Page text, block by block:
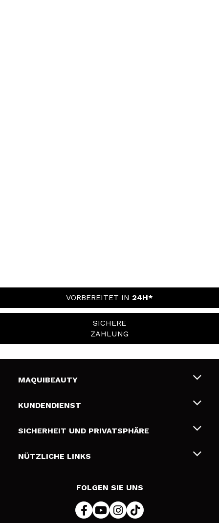
VORBEREITET IN 24H*
SICHERE
ZAHLUNG
MAQUIBEAUTY
Über uns
Geschenkkarten
KUNDENDIENST
Liefer- und Versandkosten
Zahlung
SICHERHEIT UND PRIVATSPHÄRE
Bedingungen und Datenschutz
NÜTZLICHE LINKS
FOLGEN SIE UNS